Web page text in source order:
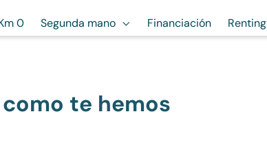
0 Segunda mano Financiación Renting
te hemos